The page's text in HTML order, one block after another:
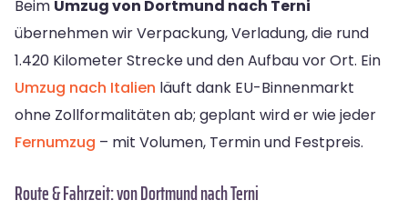
Beim Umzug von Dortmund nach Terni
übernehmen wir Verpackung, Verladung, die rund
1.420 Kilometer Strecke und den Aufbau vor Ort. Ein
Umzug nach Italien läuft dank EU-Binnenmarkt
ohne Zollformalitäten ab; geplant wird er wie jeder
Fernumzug – mit Volumen, Termin und Festpreis.
Route & Fahrzeit: von Dortmund nach Terni